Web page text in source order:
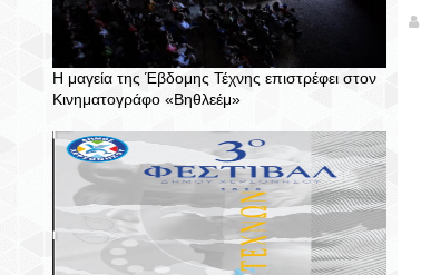
Η μαγεία της Έβδομης Τέχνης επιστρέφει στον
Κινηματογράφο «Βηθλεέμ»